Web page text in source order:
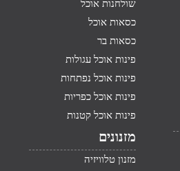
שולחנות אוכל
כסאות אוכל
כסאות בר
פינות אוכל עגולות
פינות אוכל נפתחות
פינות אוכל כפריות
פינות אוכל קטנות
מזנונים
מזנון טלוויזיה